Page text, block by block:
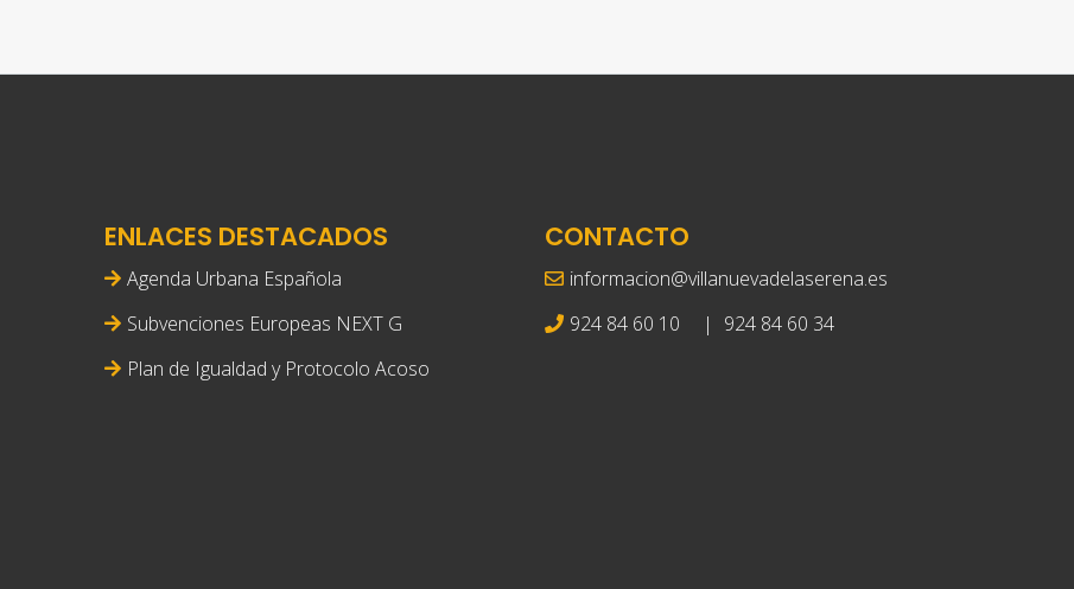
ENLACES DESTACADOS
Agenda Urbana Española
Subvenciones Europeas NEXT G
Plan de Igualdad y Protocolo Acoso
CONTACTO
informacion@villanuevadelaserena.es
924 84 60 10
| 924 84 60 34